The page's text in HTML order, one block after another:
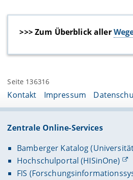
>>> Zum Überblick aller
Seite 136316
Kontakt Impressum
Zentrale Online-Services
Bamberger Katalog
Hochschulportal (HISinOne)
FIS